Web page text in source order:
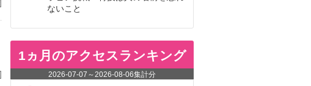
ないこと
1ヵ月のアクセスランキング
2026-07-07 ～2026-08-06集計分